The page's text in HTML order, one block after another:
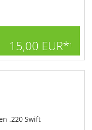
15,00 EUR*1